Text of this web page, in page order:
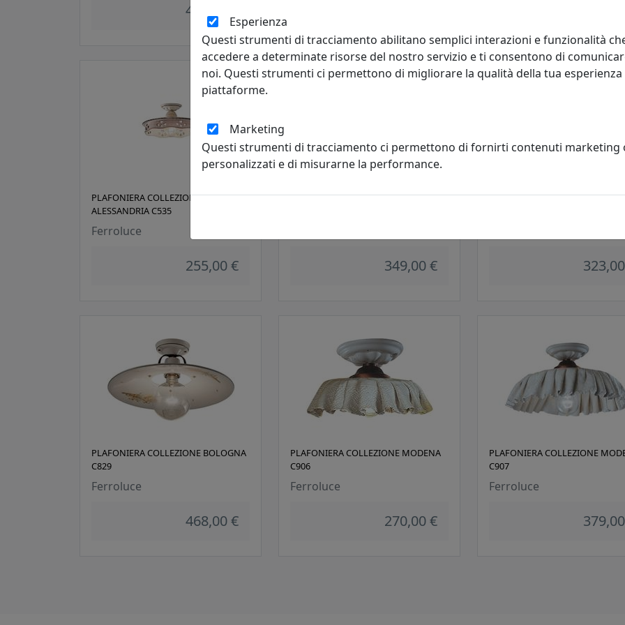
486,00 €
PLAFONIERA COLLEZIONE
ALESSANDRIA C535
Ferroluce
255,00 €
PLAFONIERA COLLEZIONE
349,00 €
PLAFONIERA COLLEZIONE
PLAFONIERA COLLEZIONE BOLOGNA
C829
Ferroluce
468,00 €
PLAFONIERA COLLEZIONE MODENA
C906
Ferroluce
270,00 €
PLAFONIERA COLLEZIONE
C907
Ferroluce
Esperienza
Questi strumenti di tracciamento abilitano semplici interazioni e funzionalità
accedere a determinate risorse del nostro servizio e ti consentono di
noi. Questi strumenti ci permettono di migliorare la qualità della tua
piattaforme.
Marketing
Questi strumenti di tracciamento ci permettono di fornirti contenuti marketing
personalizzati e di misurarne la performance.